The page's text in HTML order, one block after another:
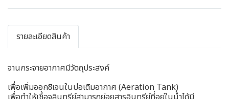
รายละเอียดสินค้า
จานกระจายอากาศมีวัตถุประสงค์
เพื่อเพิ่มออกซิเจนในบ่อเติมอากาศ (Aeration Tank)